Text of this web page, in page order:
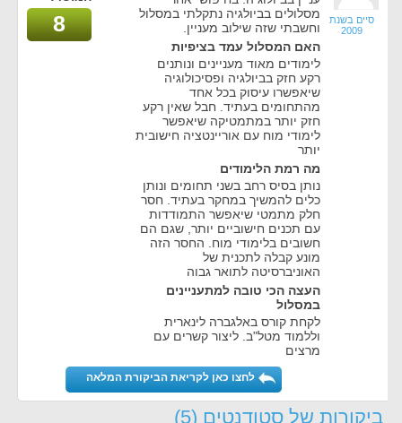
סיים בשנת
2009
מסלולים בביולגיה נתקלתי במסלול
וחשבתי שזה שילוב מעניין.
האם המסלול עמד בציפיות
לימודים מאוד מעניינים ונותנים
רקע חזק בביולגיה ופסיכולוגיה
שיאפשרו עיסוק בכל אחד
מהתחומים בעתיד. חבל שאין רקע
חזק יותר במתמטיקה שיאפשר
לימודי מוח עם אוריינטציה חישובית
יותר
מה רמת הלימודים
נותן בסיס רחב בשני תחומים ונותן
כלים להמשיך במחקר בעתיד. חסר
חלק מתמטי שיאפשר התמודדות
עם תכנים חישוביים יותר, שגם הם
חשובים בלימודי מוח. החסר הזה
מונע קבלה לתכנית של
האוניברסיטה לתואר גבוה
העצה הכי טובה למתעניינים
במסלול
לקחת קורס באלגברה לינארית
וללמוד מטל"ב. ליצור קשרים עם
מרצים
8
לחצו כאן לקריאת הביקורת המלאה
ביקורות של סטודנטים (5)